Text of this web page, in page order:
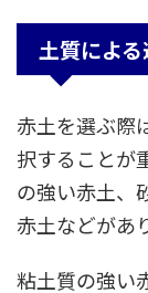
土質によ
赤土を選ぶ際
択することが
の強い赤土、
赤土などがあ
粘土質の強い